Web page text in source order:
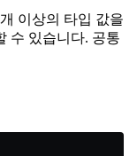
이상의 타입 값을
수 있습니다. 공통